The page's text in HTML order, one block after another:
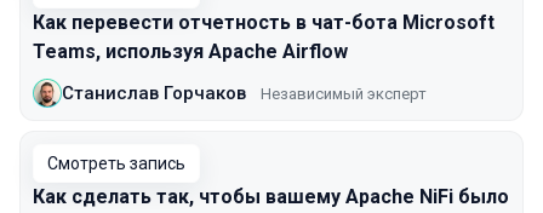
Как перевести отчетность в чат-бота Microsoft
Teams, используя Apache Airflow
Станислав Горчаков Независимый эксперт
Смотреть запись
Как сделать так, чтобы вашему Apache NiFi было